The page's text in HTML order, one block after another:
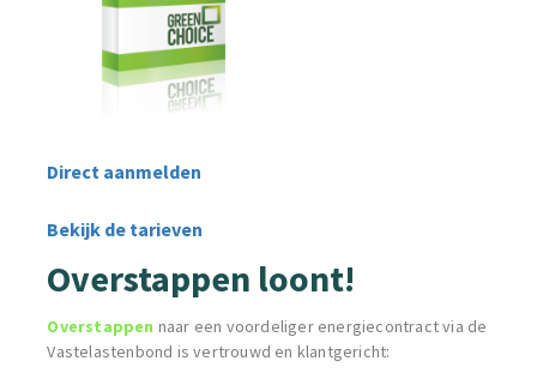
Direct aanmelden
Bekijk de tarieven
Overstappen loont!
Overstappen naar een voordeliger energiecontract via de
Vastelastenbond is vertrouwd en klantgericht: